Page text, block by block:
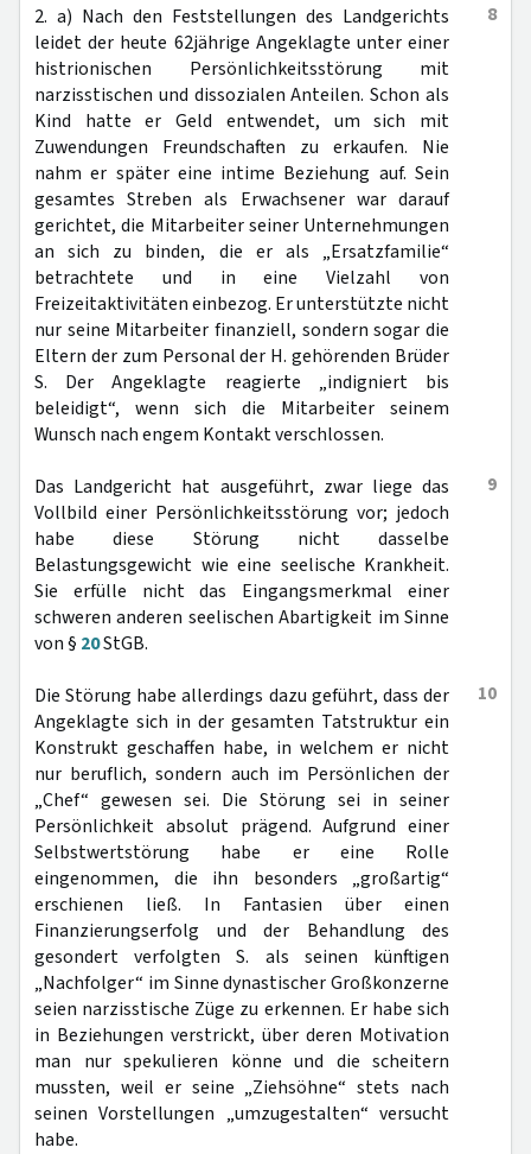
8
2. a) Nach den Feststellungen des Landgerichts
leidet der heute 62jährige Angeklagte unter einer
histrionischen Persönlichkeitsstörung mit
narzisstischen und dissozialen Anteilen. Schon als
Kind hatte er Geld entwendet, um sich mit
Zuwendungen Freundschaften zu erkaufen. Nie
nahm er später eine intime Beziehung auf. Sein
gesamtes Streben als Erwachsener war darauf
gerichtet, die Mitarbeiter seiner Unternehmungen
an sich zu binden, die er als „Ersatzfamilie“
betrachtete und in eine Vielzahl von
Freizeitaktivitäten einbezog. Er unterstützte nicht
nur seine Mitarbeiter finanziell, sondern sogar die
Eltern der zum Personal der H. gehörenden Brüder
S. Der Angeklagte reagierte „indigniert bis
beleidigt“, wenn sich die Mitarbeiter seinem
Wunsch nach engem Kontakt verschlossen.
9
Das Landgericht hat ausgeführt, zwar liege das
Vollbild einer Persönlichkeitsstörung vor; jedoch
habe diese Störung nicht dasselbe
Belastungsgewicht wie eine seelische Krankheit.
Sie erfülle nicht das Eingangsmerkmal einer
schweren anderen seelischen Abartigkeit im Sinne
von § 20StGB.
10
Die Störung habe allerdings dazu geführt, dass der
Angeklagte sich in der gesamten Tatstruktur ein
Konstrukt geschaffen habe, in welchem er nicht
nur beruflich, sondern auch im Persönlichen der
„Chef“ gewesen sei. Die Störung sei in seiner
Persönlichkeit absolut prägend. Aufgrund einer
Selbstwertstörung habe er eine Rolle
eingenommen, die ihn besonders „großartig“
erschienen ließ. In Fantasien über einen
Finanzierungserfolg und der Behandlung des
gesondert verfolgten S. als seinen künftigen
„Nachfolger“ im Sinne dynastischer Großkonzerne
seien narzisstische Züge zu erkennen. Er habe sich
in Beziehungen verstrickt, über deren Motivation
man nur spekulieren könne und die scheitern
mussten, weil er seine „Ziehsöhne“ stets nach
seinen Vorstellungen „umzugestalten“ versucht
habe.